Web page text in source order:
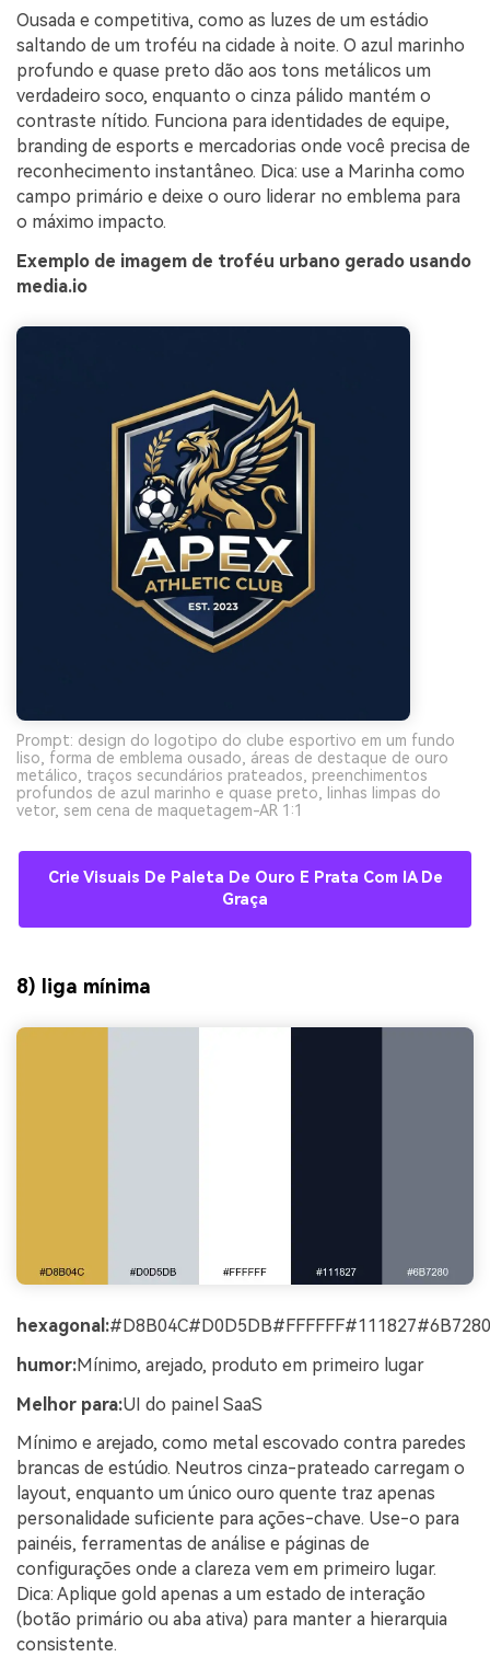
Ousada e competitiva, como as luzes de um estádio
saltando de um troféu na cidade à noite. O azul marinho
profundo e quase preto dão aos tons metálicos um
verdadeiro soco, enquanto o cinza pálido mantém o
contraste nítido. Funciona para identidades de equipe,
branding de esports e mercadorias onde você precisa de
reconhecimento instantâneo. Dica: use a Marinha como
campo primário e deixe o ouro liderar no emblema para
o máximo impacto.
Exemplo de imagem de troféu urbano gerado usando
media.io
Prompt: design do logotipo do clube esportivo em um fundo
liso, forma de emblema ousado, áreas de destaque de ouro
metálico, traços secundários prateados, preenchimentos
profundos de azul marinho e quase preto, linhas limpas do
vetor, sem cena de maquetagem-AR 1:1
Crie Visuais De Paleta De Ouro E Prata Com IA De
Graça
8) liga mínima
hexagonal:#D8B04C#D0D5DB#FFFFFF#111827#6B7280
humor:Mínimo, arejado, produto em primeiro lugar
Melhor para:UI do painel SaaS
Mínimo e arejado, como metal escovado contra paredes
brancas de estúdio. Neutros cinza-prateado carregam o
layout, enquanto um único ouro quente traz apenas
personalidade suficiente para ações-chave. Use-o para
painéis, ferramentas de análise e páginas de
configurações onde a clareza vem em primeiro lugar.
Dica: Aplique gold apenas a um estado de interação
(botão primário ou aba ativa) para manter a hierarquia
consistente.